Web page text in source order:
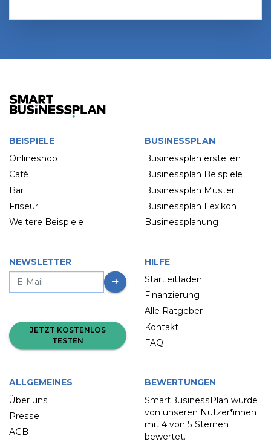
BEISPIELE
Onlineshop
Café
Bar
Friseur
Weitere Beispiele
BUSINESSPLAN
Businessplan erstellen
Businessplan Beispiele
Businessplan Muster
Businessplan Lexikon
Businessplanung
NEWSLETTER
JETZT KOSTENLOS
TESTEN
HILFE
Startleitfaden
Finanzierung
Alle Ratgeber
Kontakt
FAQ
ALLGEMEINES
Über uns
Presse
AGB
BEWERTUNGEN
SmartBusinessPlan wurde
von unseren Nutzer*innen
mit 4 von 5 Sternen
bewertet.